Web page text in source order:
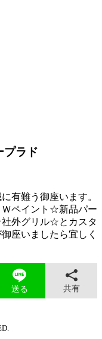
プラド
有難う御座います。
ペイント☆新品パー
外グリル☆とカスタ
座いましたら宜しく
送る 共有